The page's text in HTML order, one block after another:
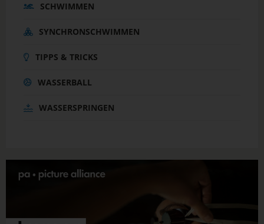
SCHWIMMEN
SYNCHRONSCHWIMMEN
TIPPS & TRICKS
WASSERBALL
WASSERSPRINGEN